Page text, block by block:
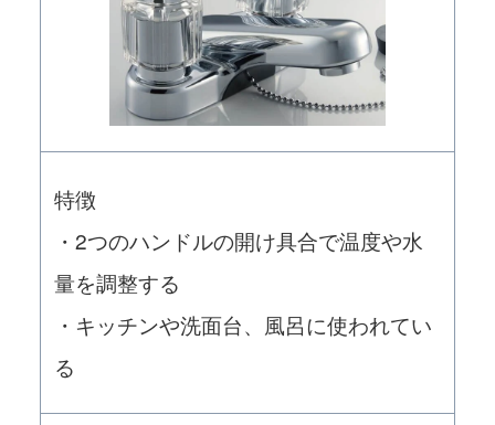
特徴
・2つのハンドルの開け具合で温度や水
量を調整する
・キッチンや洗面台、風呂に使われてい
る